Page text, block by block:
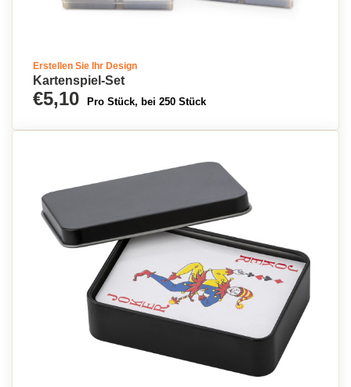
Erstellen Sie Ihr Design
Kartenspiel-Set
€5,10 Pro Stück, bei 250 Stück